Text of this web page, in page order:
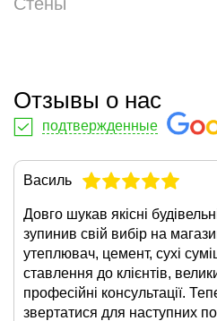
Отзывы о нас
подтвержденные
Василь
Довго шукав якісні
зупинив свій вибір на
утеплювач, цемент, сухі
ставлення до клієнтів,
професійні консультації.
звертатися для наступних